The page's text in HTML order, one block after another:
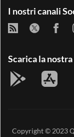
I nostri canali
Scarica la nostra
Copyright © 2023